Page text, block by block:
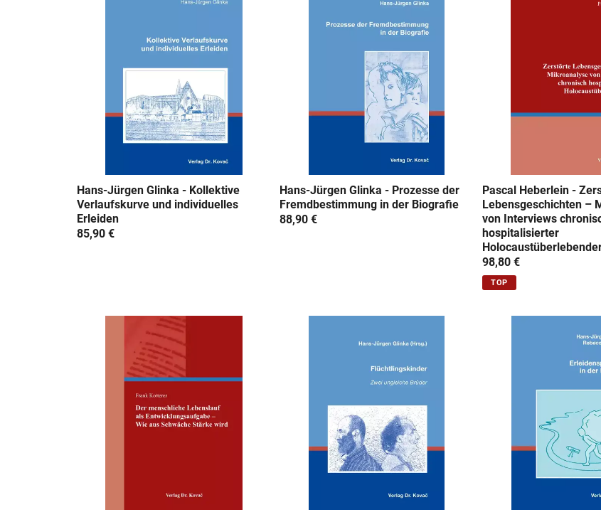
u
n
g
:
Hans-Jürgen Glinka - Kollektive
Verlaufskurve und individuelles
Erleiden
85,90 €
Hans-Jürgen Glinka - Prozesse der
Fremdbestimmung in der Biografie
88,90 €
Pascal Heberlein -
Lebensgeschichten –
von Interviews
hospitalisierter
98,80 €
TOP